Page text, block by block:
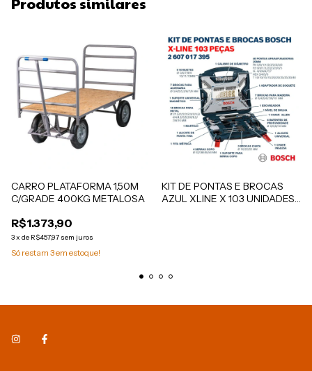
CARRO PLATAFORMA 1,50M
C/GRADE 400KG METALOSA
R$1.373,90
3x de R$457,97 sem juros
Só restam 3em estoque!
KIT DE PONTAS E BROCAS
AZUL XLINE X 103 UNIDADES